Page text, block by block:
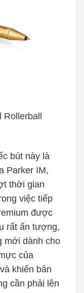
Rollerball
bút này là
Parker IM,
thời gian
việc tiếp
được
rất ấn tượng,
mới dành cho
của
khiến bản
cần phải lên